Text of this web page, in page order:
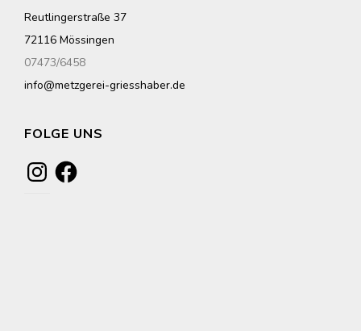
Reutlingerstraße 37
72116 Mössingen
07473/6458
info@metzgerei-griesshaber.de
FOLGE UNS
InstagramFacebook